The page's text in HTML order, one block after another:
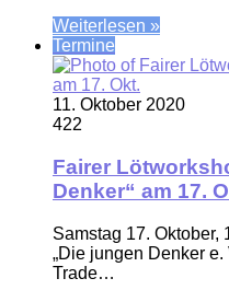
Weiterlesen »
Termine
11. Oktober 2020
422
Fairer
Denker“ am 17.
Samstag 17. Oktober,
„Die jungen Denker
Trade…